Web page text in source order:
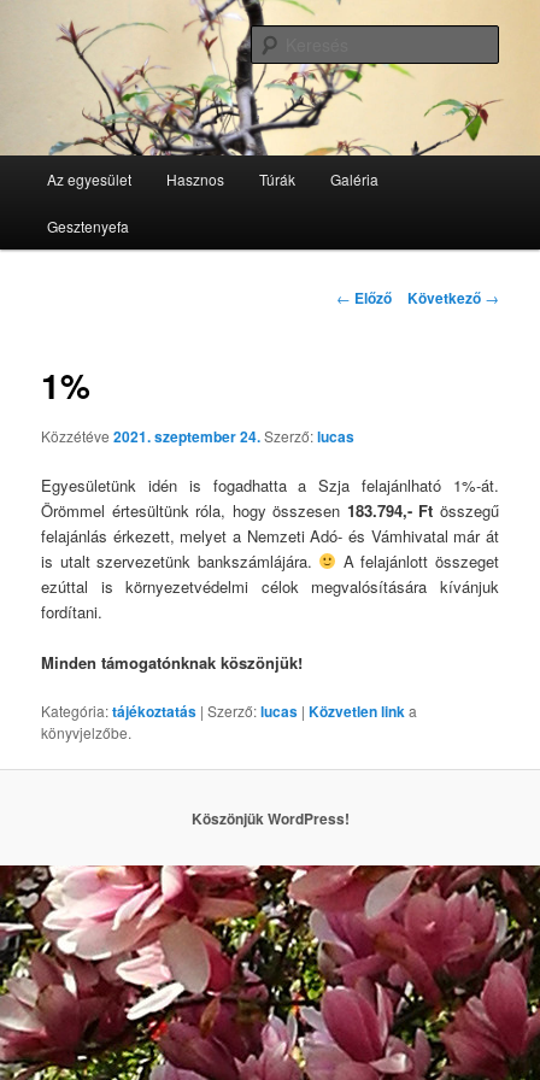
GesztenyeKék
GesztenyeKék Természetbarát Egyesület honlapja
Az egyesület Hasznos Túrák Galéria
Gesztenyefa
Bejegyzés
← Előző Következő →
1%
Közzétéve2021. szeptember 24.Szerző:lucas
Egyesületünk idén is fogadhatta a Szja felajánlható 1%-át.
Örömmel értesültünk róla, hogy összesen 183.794,- Ft összegű
felajánlás érkezett, melyet a Nemzeti Adó- és Vámhivatal már át
is utalt szervezetünk bankszámlájára.
A felajánlott összeget
ezúttal is környezetvédelmi célok megvalósítására kívánjuk
fordítani.
Minden támogatónknak köszönjük!
Kategória:tájékoztatás | Szerző:lucas |Közvetlen linka
könyvjelzőbe.
Köszönjük WordPress!